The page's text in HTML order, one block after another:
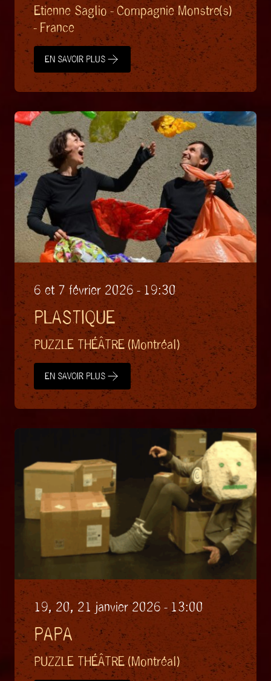
Etienne Saglio - Compagnie Monstre(s)
- France
EN SAVOIR PLUS
EN SAVOIR PLUS
6 et 7 février 2026 - 19:30
PLASTIQUE
PUZZLE THÉÂTRE (Montréal)
EN SAVOIR PLUS
EN SAVOIR PLUS
19, 20, 21 janvier 2026 - 13:00
PAPA
PUZZLE THÉÂTRE (Montréal)